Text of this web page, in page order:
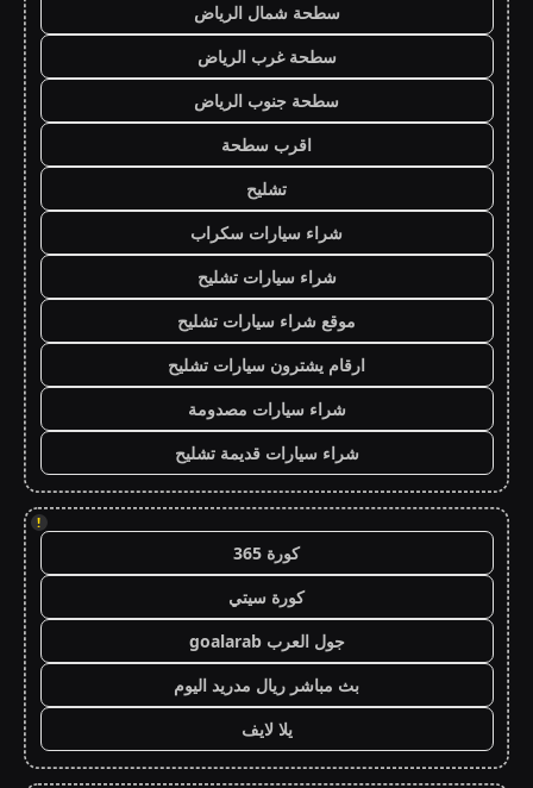
سطحة شمال الرياض
سطحة غرب الرياض
سطحة جنوب الرياض
اقرب سطحة
تشليح
شراء سيارات سكراب
شراء سيارات تشليح
موقع شراء سيارات تشليح
ارقام يشترون سيارات تشليح
شراء سيارات مصدومة
شراء سيارات قديمة تشليح
!
كورة 365
كورة سيتي
جول العرب goalarab
بث مباشر ريال مدريد اليوم
يلا لايف